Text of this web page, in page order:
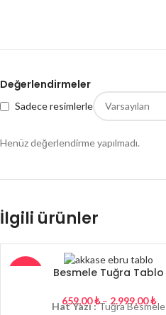
Değerlendirmeler
Sadece resimlerle
Henüz değerlendirme yapılmadı.
İlgili ürünler
Besmele Tuğra Tablo
659,00₺– 2.999,00₺
Hat Yazı :Tuğra Besmele